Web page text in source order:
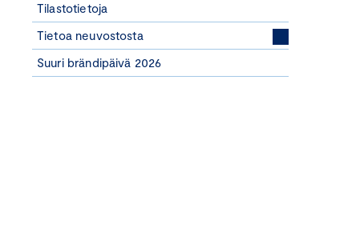
Tilastotietoja
Tietoa neuvostosta
Suuri brändipäivä 2026